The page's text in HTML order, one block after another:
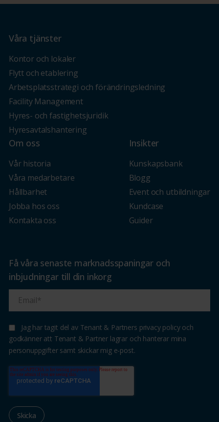
Våra tjänster
Kontor och lokaler
Flytt och etablering
Arbetsplatsstrategi och förändringsledning
Facility Management
Hyres- och fastighetsjuridik
Hyresavtalshantering
Om oss
Vår historia
Våra medarbetare
Hållbarhet
Jobba hos oss
Kontakta oss
Insikter
Kunskapsbank
Blogg
Event och utbildningar
Kundcase
Guider
Få våra senaste marknadsspaningar och
inbjudningar till din inkorg
Jag har tagit del av Tenant & Partners privacy policy och
godkänner att Tenant & Partner lagrar och hanterar mina
personuppgifter samt skickar mig e-post.